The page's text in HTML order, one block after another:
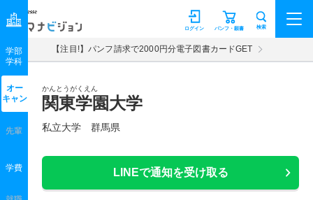
マナビジョン パンフ・願書
ログイン 検索
【注目!】パンフ請求で2000円分電子図書カードGET
かんとうがくえん
関東学園大学
私立大学 群馬県
LINEで通知を受け取る
学部
学科
オー
キャン
先輩
学費